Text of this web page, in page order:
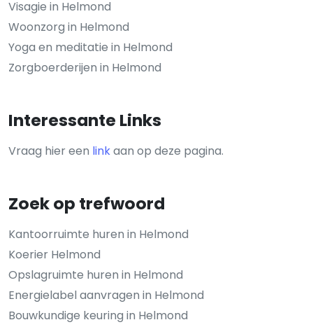
Visagie in Helmond
Woonzorg in Helmond
Yoga en meditatie in Helmond
Zorgboerderijen in Helmond
Interessante Links
Vraag hier een linkaan op deze pagina.
Zoek op trefwoord
Kantoorruimte huren in Helmond
Koerier Helmond
Opslagruimte huren in Helmond
Energielabel aanvragen in Helmond
Bouwkundige keuring in Helmond